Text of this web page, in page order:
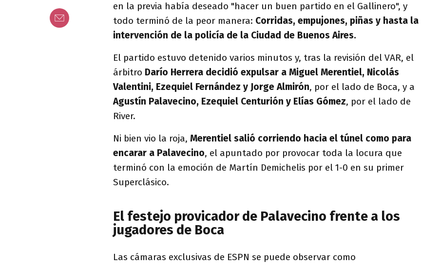
en la previa había deseado "hacer un buen partido en el Gallinero", y
todo terminó de la peor manera: Corridas, empujones, piñas y hasta la
intervención de la policía de la Ciudad de Buenos Aires.
El partido estuvo detenido varios minutos y, tras la revisión del VAR, el
árbitro Darío Herrera decidió expulsar a Miguel Merentiel, Nicolás
Valentini, Ezequiel Fernández y Jorge Almirón, por el lado de Boca, y a
Agustín Palavecino, Ezequiel Centurión y Elías Gómez, por el lado de
River.
Ni bien vio la roja, Merentiel salió corriendo hacia el túnel como para
encarar a Palavecino, el apuntado por provocar toda la locura que
terminó con la emoción de Martín Demichelis por el 1-0 en su primer
Superclásico.
El festejo provicador de Palavecino frente a los
jugadores de Boca
Las cámaras exclusivas de ESPN se puede observar como